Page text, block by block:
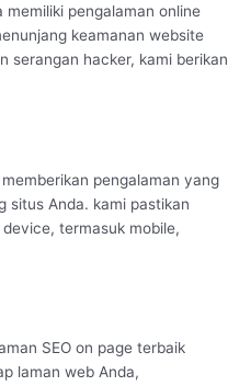
pengalaman online
keamanan website
serangan hacker, kami berikan
pengalaman yang
situs Anda. kami pastikan
termasuk mobile,
SEO on page terbaik
laman web Anda,